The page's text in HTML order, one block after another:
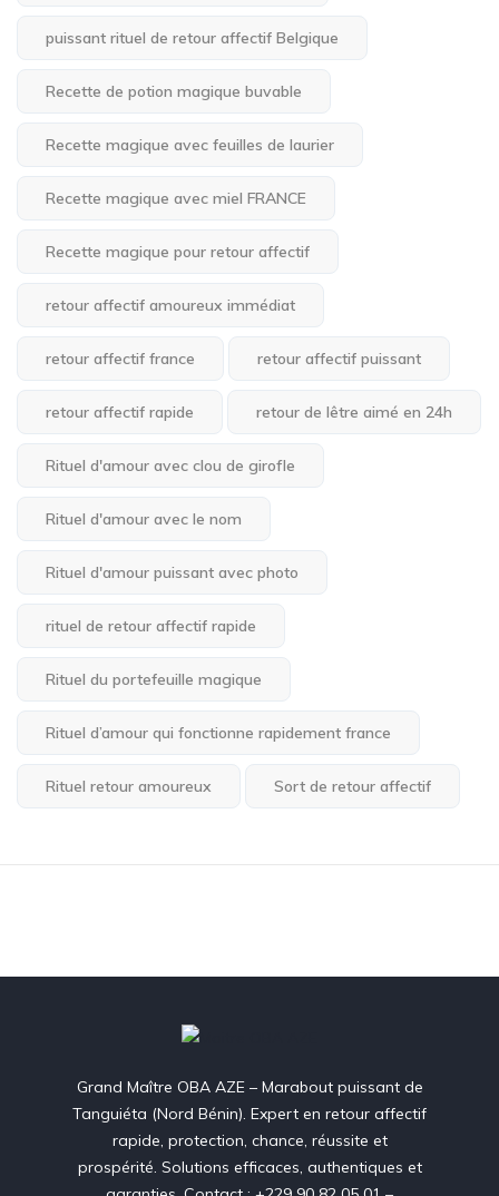
puissant rituel de retour affectif Belgique
Recette de potion magique buvable
Recette magique avec feuilles de laurier
Recette magique avec miel FRANCE
Recette magique pour retour affectif
retour affectif amoureux immédiat
retour affectif france retour affectif puissant
retour affectif rapide retour de lêtre aimé en 24h
Rituel d'amour avec clou de girofle
Rituel d'amour avec le nom
Rituel d'amour puissant avec photo
rituel de retour affectif rapide
Rituel du portefeuille magique
Rituel d’amour qui fonctionne rapidement france
Rituel retour amoureux Sort de retour affectif
Grand Maître OBA AZE – Marabout puissant de
Tanguiéta (Nord Bénin). Expert en retour affectif
rapide, protection, chance, réussite et
prospérité. Solutions efficaces, authentiques et